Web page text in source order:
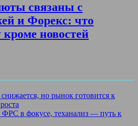
связаны с
и Форекс: что
новостей
но рынок готовится к
ФРС в фокусе, теханализ — путь к